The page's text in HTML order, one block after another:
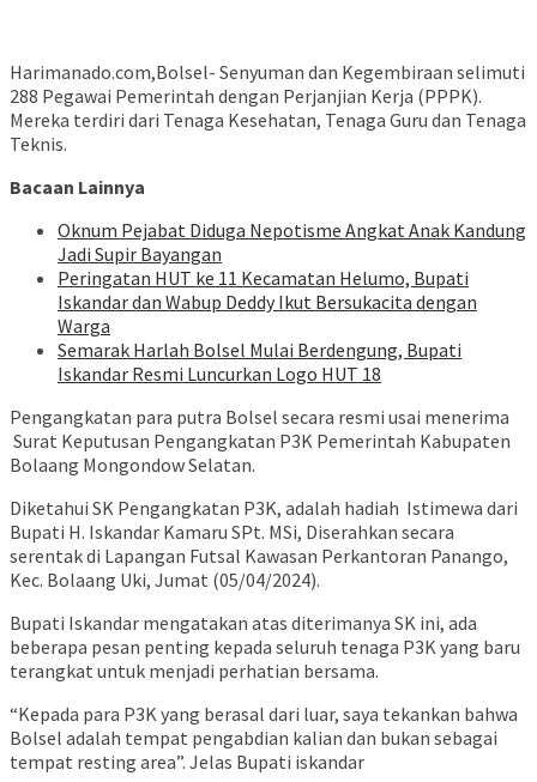
Harimanado.com,Bolsel- Senyuman dan Kegembiraan selimuti
288 Pegawai Pemerintah dengan Perjanjian Kerja (PPPK).
Mereka terdiri dari Tenaga Kesehatan, Tenaga Guru dan Tenaga
Teknis.
Bacaan Lainnya
Oknum Pejabat Diduga Nepotisme Angkat Anak Kandung
Jadi Supir Bayangan
Peringatan HUT ke 11 Kecamatan Helumo, Bupati
Iskandar dan Wabup Deddy Ikut Bersukacita dengan
Warga
Semarak Harlah Bolsel Mulai Berdengung, Bupati
Iskandar Resmi Luncurkan Logo HUT 18
Pengangkatan para putra Bolsel secara resmi usai menerima
Surat Keputusan Pengangkatan P3K Pemerintah Kabupaten
Bolaang Mongondow Selatan.
Diketahui SK Pengangkatan P3K, adalah hadiah Istimewa dari
Bupati H. Iskandar Kamaru SPt. MSi, Diserahkan secara
serentak di Lapangan Futsal Kawasan Perkantoran Panango,
Kec. Bolaang Uki, Jumat (05/04/2024).
Bupati Iskandar mengatakan atas diterimanya SK ini, ada
beberapa pesan penting kepada seluruh tenaga P3K yang baru
terangkat untuk menjadi perhatian bersama.
“Kepada para P3K yang berasal dari luar, saya tekankan bahwa
Bolsel adalah tempat pengabdian kalian dan bukan sebagai
tempat resting area”. Jelas Bupati iskandar